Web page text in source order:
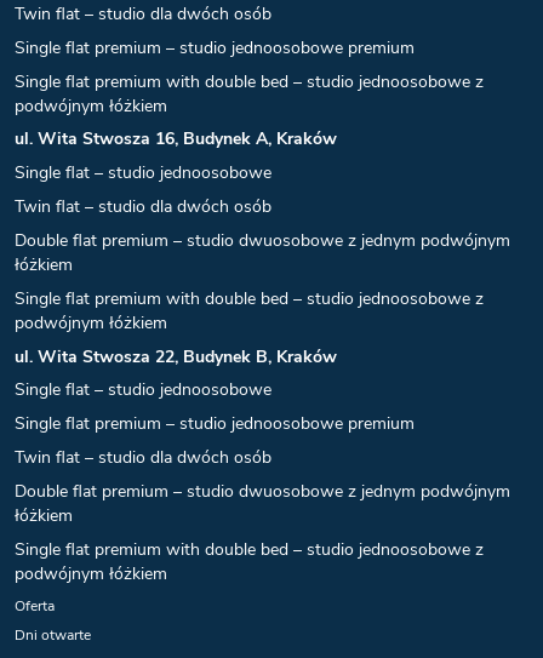
Twin flat – studio dla dwóch osób
Single flat premium – studio jednoosobowe premium
Single flat premium with double bed – studio jednoosobowe z
podwójnym łóżkiem
ul. Wita Stwosza 16, Budynek A, Kraków
Single flat – studio jednoosobowe
Twin flat – studio dla dwóch osób
Double flat premium – studio dwuosobowe z jednym podwójnym
łóżkiem
Single flat premium with double bed – studio jednoosobowe z
podwójnym łóżkiem
ul. Wita Stwosza 22, Budynek B, Kraków
Single flat – studio jednoosobowe
Single flat premium – studio jednoosobowe premium
Twin flat – studio dla dwóch osób
Double flat premium – studio dwuosobowe z jednym podwójnym
łóżkiem
Single flat premium with double bed – studio jednoosobowe z
podwójnym łóżkiem
Oferta
Dni otwarte